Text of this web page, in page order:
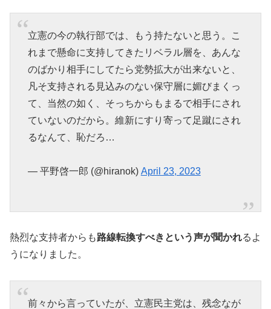
立憲の今の執行部では、もう持たないと思う。こ
れまで懸命に支持してきたリベラル層を、あんな
のばかり相手にしてたら党勢拡大が出来ないと、
凡そ支持される見込みのない保守層に媚びまくっ
て、当然の如く、そっちからもまるで相手にされ
ていないのだから。維新にすり寄って足蹴にされ
るなんて、恥だろ…
— 平野啓一郎 (@hiranok) April 23, 2023
熱烈な支持者からも路線転換すべきという声が聞かれるよ
うになりました。
前々から言っていたが、立憲民主党は、残念なが